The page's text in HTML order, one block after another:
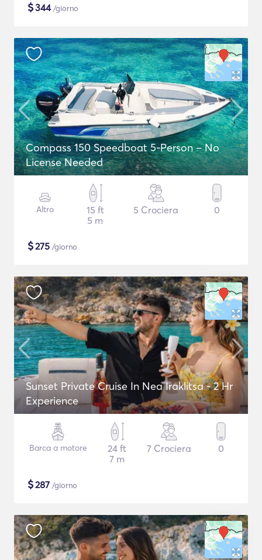
$344/giorno
Compass 150 Speedboat 5-Person – No
License Needed
Altro
15 ft
5 m
5 Crociera 0
$275 /giorno
Sunset Private Cruise In Nea Iraklitsa - 2 Hr
Experience
Barca a motore
24 ft
7 m
7 Crociera 0
$287 /giorno